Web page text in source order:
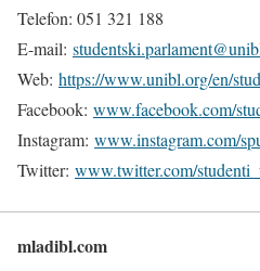
Telefon: 051 321 188
E-mail:
Web: https://www.unibl.org/en/
Facebook: www.facebook.com/
Instagram: www.instagram.com/
Twitter: www.twitter.com/
mladibl.com